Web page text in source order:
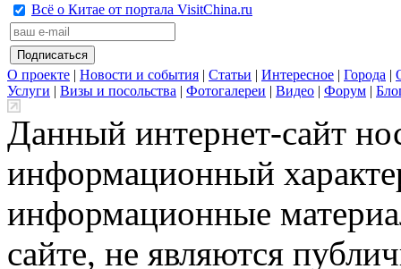
Всё о Китае от портала VisitChina.ru
О проекте | Новости и события | Статьи | Интересное | Города |
Услуги | Визы и посольства | Фотогалереи | Видео | Форум |
Данный интернет-сайт
информационный
информационные
сайте, не являются